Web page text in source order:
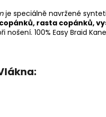
je speciálně navržené
rasta copánků,
nošení. 100% Easy Braid